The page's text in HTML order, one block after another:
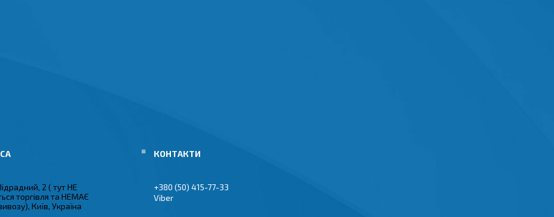
2 ( тут НЕ
торгівля та НЕМАЄ
Київ, Україна
+380 (50) 415-77-33
Viber